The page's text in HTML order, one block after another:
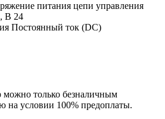
питания цепи управления
В 24
Постоянный ток (DC)
можно только безналичным
на условии 100% предоплаты.